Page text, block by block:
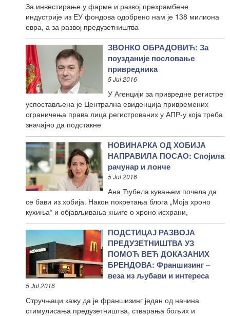
За инвестирање у фарме и развој прехрамбене
индустрије из ЕУ фондова одобрено нам је 138 милиона
евра, а за развој предузетништва
ЗВОНКО ОБРАДОВИЋ: За
поузданије пословање
привредника
5 Jul 2016
У Агенцији за привредне регистре
успостављена је Централна евиденција привремених
ограничења права лица регистрованих у АПР-у која треба
значајно да подстакне
НОВИНАРКА ОД ХОБИЈА
НАПРАВИЛА ПОСАО: Спојила
рачунар и лонче
5 Jul 2016
Ана Ћубела кувањем почела да
се бави из хобија. Након покретања блога „Моја хроно
кухиња“ и објављивања књиге о хроно исхрани,
ПОДСТИЦАЈ РАЗВОЈА
ПРЕДУЗЕТНИШТВА УЗ
ПОМОЋ ВЕЋ ДОКАЗАНИХ
БРЕНДОВА: Франшизинг –
веза из љубави и интереса
5 Jul 2016
Стручњаци кажу да је франшизинг један од начина
стимулисања предузетништва, стварања бољих и